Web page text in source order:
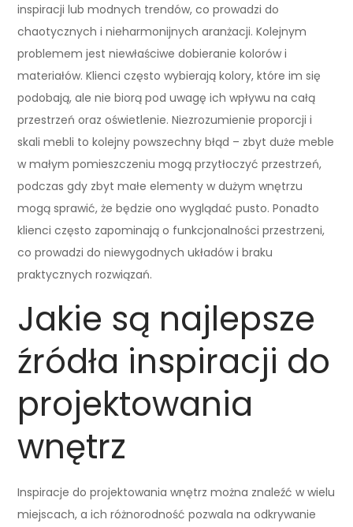
inspiracji lub modnych trendów, co prowadzi do
chaotycznych i nieharmonijnych aranżacji. Kolejnym
problemem jest niewłaściwe dobieranie kolorów i
materiałów. Klienci często wybierają kolory, które im się
podobają, ale nie biorą pod uwagę ich wpływu na całą
przestrzeń oraz oświetlenie. Niezrozumienie proporcji i
skali mebli to kolejny powszechny błąd – zbyt duże meble
w małym pomieszczeniu mogą przytłoczyć przestrzeń,
podczas gdy zbyt małe elementy w dużym wnętrzu
mogą sprawić, że będzie ono wyglądać pusto. Ponadto
klienci często zapominają o funkcjonalności przestrzeni,
co prowadzi do niewygodnych układów i braku
praktycznych rozwiązań.
Jakie są najlepsze
źródła inspiracji do
projektowania
wnętrz
Inspiracje do projektowania wnętrz można znaleźć w wielu
miejscach, a ich różnorodność pozwala na odkrywanie